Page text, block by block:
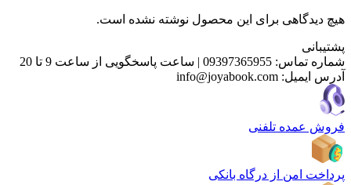
هیچ دیدگاهی برای این محصول نوشته نشده است.
پشتیبانی
شماره تماس: 09397365955
| ساعت پاسخگویی از ساعت 9 تا 20
آدرس ایمیل: info@joyabook.com
فروش عمده تلفنی
پرداخت امن از درگاه بانکی